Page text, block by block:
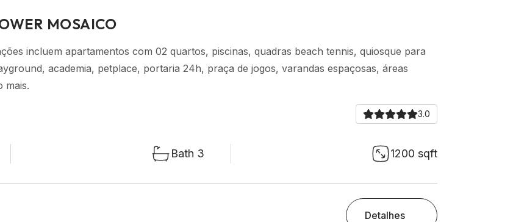
MOSAICO
incluem apartamentos com 02 quartos, piscinas, quadras beach tennis, quiosque para
academia, petplace, portaria 24h, praça de jogos, varandas espaçosas, áreas
mais.
3.0
Bath 3 1200 sqft
Detalhes